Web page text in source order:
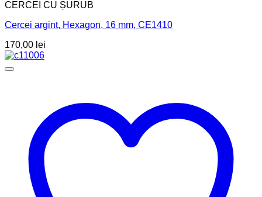
CERCEI CU ȘURUB
Cercei argint, Hexagon, 16 mm, CE1410
170,00 lei